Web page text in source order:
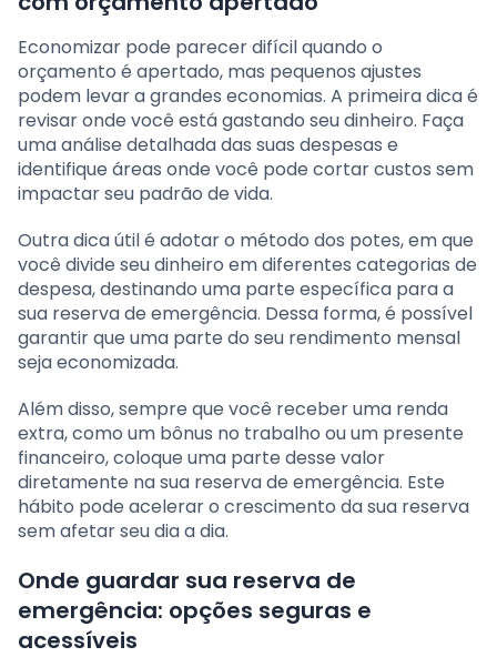
Economizar pode parecer difícil quando o
orçamento é apertado, mas pequenos ajustes
podem levar a grandes economias. A primeira dica é
revisar onde você está gastando seu dinheiro. Faça
uma análise detalhada das suas despesas e
identifique áreas onde você pode cortar custos sem
impactar seu padrão de vida.
Outra dica útil é adotar o método dos potes, em que
você divide seu dinheiro em diferentes categorias de
despesa, destinando uma parte específica para a
sua reserva de emergência. Dessa forma, é possível
garantir que uma parte do seu rendimento mensal
seja economizada.
Além disso, sempre que você receber uma renda
extra, como um bônus no trabalho ou um presente
financeiro, coloque uma parte desse valor
diretamente na sua reserva de emergência. Este
hábito pode acelerar o crescimento da sua reserva
sem afetar seu dia a dia.
Onde guardar sua reserva de
emergência: opções seguras e
acessíveis